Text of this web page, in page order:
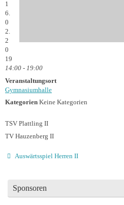
1
6.
0
2.
2
0
19
14:00 - 19:00
Veranstaltungsort
Gymnasiumhalle
Kategorien Keine Kategorien
TSV Plattling II
TV Hauzenberg II
Auswärtsspiel Herren II
Sponsoren